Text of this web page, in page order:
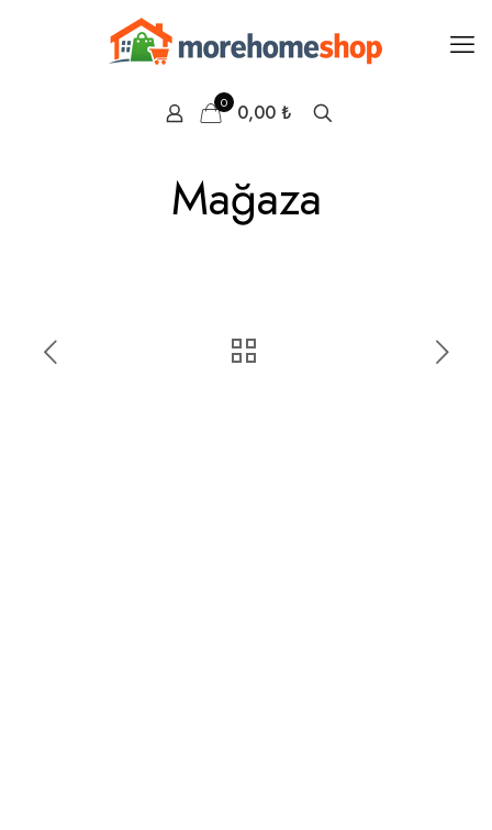
0 0,00 ₺
Mağaza